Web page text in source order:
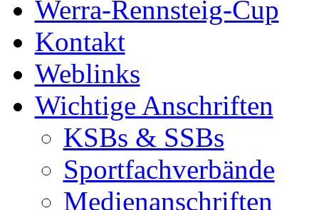
Werra-Rennsteig-Cup
Kontakt
Weblinks
Wichtige Anschriften
KSBs & SSBs
Sportfachverbände
Medienanschriften